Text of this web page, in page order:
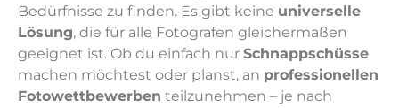
Bedürfnisse zu finden. Es gibt keine universelle
Lösung, die für alle Fotografen gleichermaßen
geeignet ist. Ob du einfach nur Schnappschüsse
machen möchtest oder planst, an professionellen
Fotowettbewerben teilzunehmen – je nach